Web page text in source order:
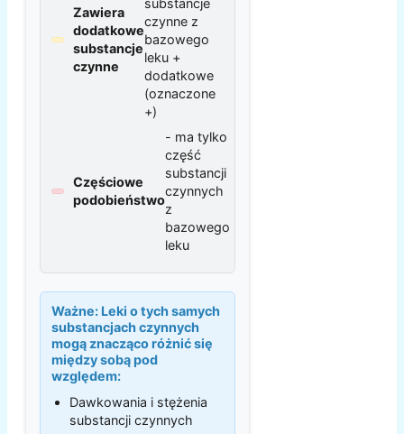
Zawiera
dodatkowe
substancje
czynne
substancje
czynne z
bazowego
leku +
dodatkowe
(oznaczone
+)
Częściowe
podobieństwo
- ma tylko
część
substancji
czynnych
z
bazowego
leku
Ważne: Leki o tych samych
substancjach czynnych
mogą znacząco różnić się
między sobą pod
względem:
Dawkowania i stężenia
substancji czynnych